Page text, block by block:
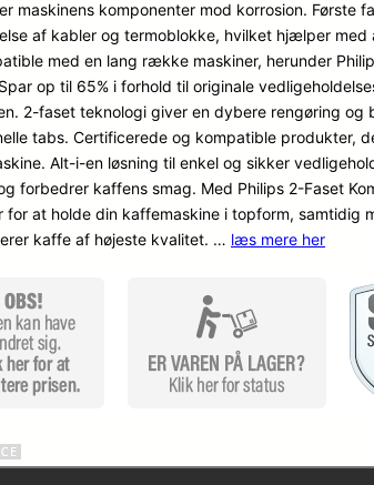
maskinens komponenter mod korrosion. Første
af kabler og termoblokke, hvilket hjælper
med en lang række maskiner, herunder
op til 65% i forhold til originale
2-faset teknologi giver en dybere rengøring og
tabs. Certificerede og kompatible produkter,
Alt-i-en løsning til enkel og sikker
forbedrer kaffens smag. Med Philips 2-Faset
for at holde din kaffemaskine i topform, samtidig
kaffe af højeste kvalitet. … læs mere her